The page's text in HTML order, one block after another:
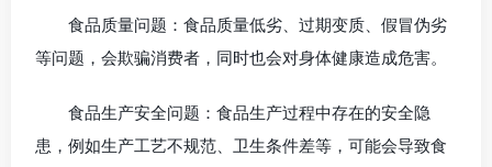
食品质量问题：食品质量低劣、过期变质、假冒伪劣
等问题，会欺骗消费者，同时也会对身体健康造成危害。
食品生产安全问题：食品生产过程中存在的安全隐
患，例如生产工艺不规范、卫生条件差等，可能会导致食